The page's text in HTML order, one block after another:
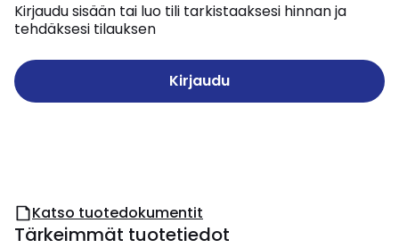
Kirjaudu sisään tai luo tili tarkistaaksesi hinnan ja
tehdäksesi tilauksen
Kirjaudu
Katso tuotedokumentit
Tärkeimmät tuotetiedot